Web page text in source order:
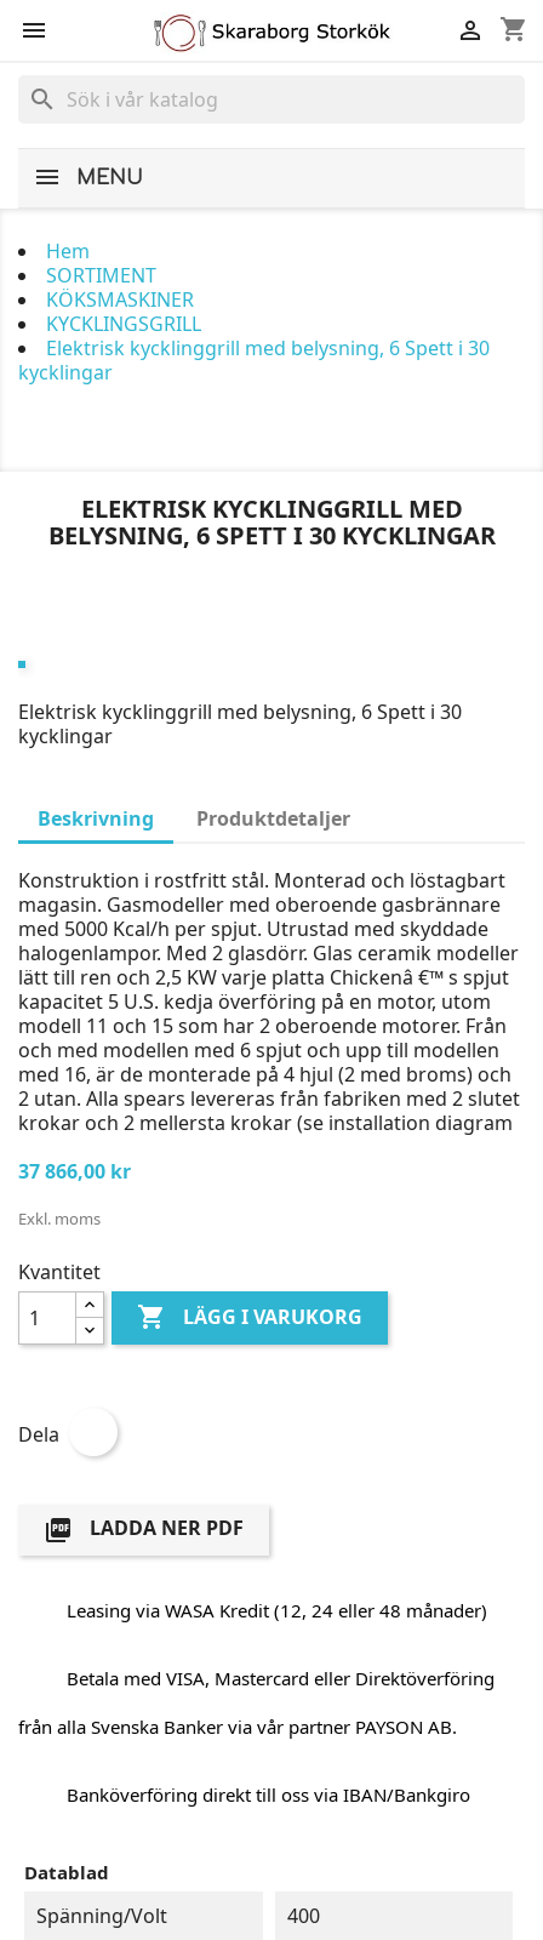
 shopping_cart

search
MENU
Hem
SORTIMENT
KÖKSMASKINER
KYCKLINGSGRILL
Elektrisk kycklinggrill med belysning, 6 Spett i 30
kycklingar
ELEKTRISK KYCKLINGGRILL MED
BELYSNING, 6 SPETT I 30 KYCKLINGAR
Elektrisk kycklinggrill med belysning, 6 Spett i 30
kycklingar
Beskrivning Produktdetaljer
Konstruktion i rostfritt stål. Monterad och löstagbart
magasin. Gasmodeller med oberoende gasbrännare
med 5000 Kcal/h per spjut. Utrustad med skyddade
halogenlampor. Med 2 glasdörr. Glas ceramik modeller
lätt till ren och 2,5 KW varje platta Chickenâ €™ s spjut
kapacitet 5 U.S. kedja överföring på en motor, utom
modell 11 och 15 som har 2 oberoende motorer. Från
och med modellen med 6 spjut och upp till modellen
med 16, är de monterade på 4 hjul (2 med broms) och
2 utan. Alla spears levereras från fabriken med 2 slutet
krokar och 2 mellersta krokar (se installation diagram
37 866,00 kr
Exkl. moms
Kvantitet
 LÄGG I VARUKORG
Dela
 LADDA NER PDF
Leasing via WASA Kredit (12, 24 eller 48 månader)
Betala med VISA, Mastercard eller Direktöverföring
från alla Svenska Banker via vår partner PAYSON AB.
Banköverföring direkt till oss via IBAN/Bankgiro
Datablad
Spänning/Volt 400